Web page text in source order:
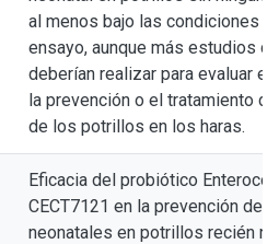
al menos bajo las condiciones
ensayo, aunque más estudios
deberían realizar para evaluar
la prevención o el tratamiento
de los potrillos en los haras.
Eficacia del probiótico
CECT7121 en la prevención de
neonatales en potrillos recién